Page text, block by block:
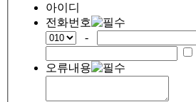
아이디
전화번호
-
오류내용